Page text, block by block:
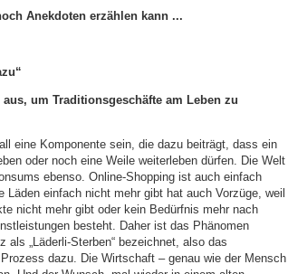
Anekdoten erzählen kann ...
um Traditionsgeschäfte am Leben zu
eine Komponente sein, die dazu beiträgt, dass ein
oder noch eine Weile weiterleben dürfen. Die Welt
ebenso. Online-Shopping ist auch einfach
einfach nicht mehr gibt hat auch Vorzüge, weil
nicht mehr gibt oder kein Bedürfnis mehr nach
besteht. Daher ist das Phänomen
als „Läderli-Sterben“ bezeichnet, also das
dazu. Die Wirtschaft – genau wie der Mensch